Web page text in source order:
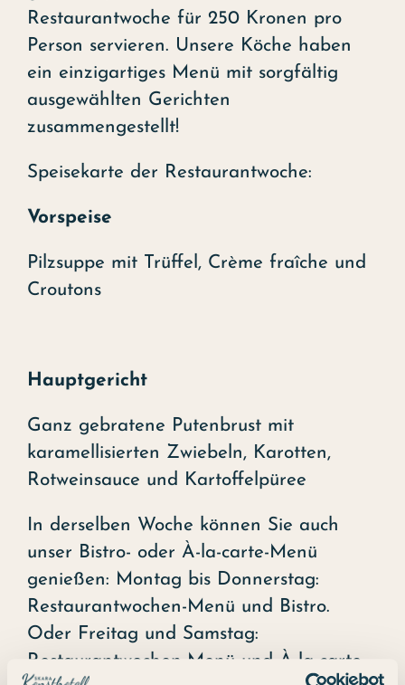
Restaurantwoche für 250 Kronen pro
Person servieren. Unsere Köche haben
ein einzigartiges Menü mit sorgfältig
ausgewählten Gerichten
zusammengestellt!
Speisekarte der Restaurantwoche:
Vorspeise
Pilzsuppe mit Trüffel, Crème fraîche und
Croutons
Hauptgericht
Ganz gebratene Putenbrust mit
karamellisierten Zwiebeln, Karotten,
Rotweinsauce und Kartoffelpüree
In derselben Woche können Sie auch
unser Bistro- oder À-la-carte-Menü
genießen: Montag bis Donnerstag:
Restaurantwochen-Menü und Bistro.
Oder Freitag und Samstag:
Restaurantwochen-Menü und À-la-carte.